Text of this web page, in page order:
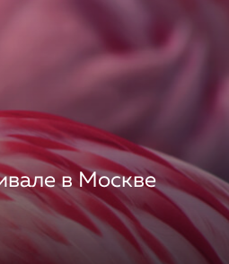
в Москве